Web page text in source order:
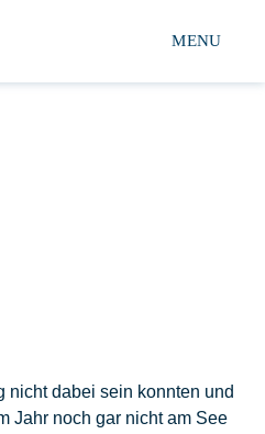
Segel-club Bonn
MENU
nicht dabei sein konnten und
Jahr noch gar nicht am See